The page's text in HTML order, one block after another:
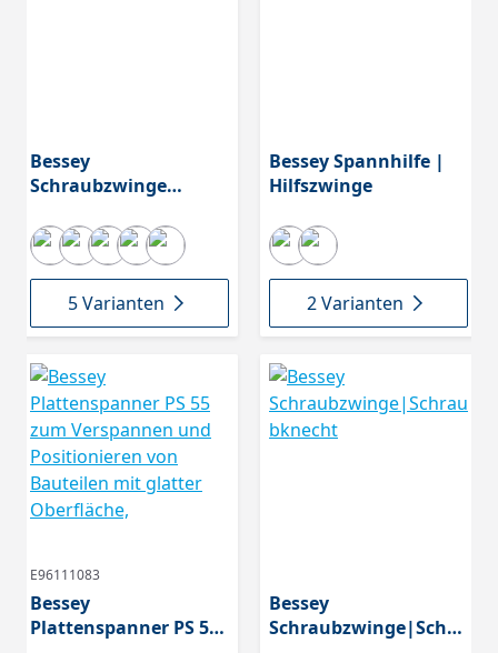
Bessey
Schraubzwinge
5 Varianten
Bessey Spannhilfe |
Hilfszwinge
2 Varianten
E96111083
Bessey
Plattenspanner PS 55
Bessey
Schraubzwinge|Schra